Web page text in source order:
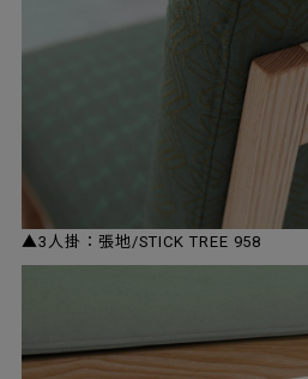
▲3人掛：張地/STICK TREE 958